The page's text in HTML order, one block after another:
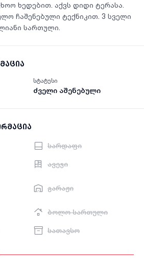
ხედებით. აქვს დიდი ტერასა.
ჩაშენებული ტექნიკით. 3 სველი
სართული.
სტატუსი
ძველი აშენებული
სარდაფი
ავეჯი
გარაჟი
ბოლო სართული
სათავსო